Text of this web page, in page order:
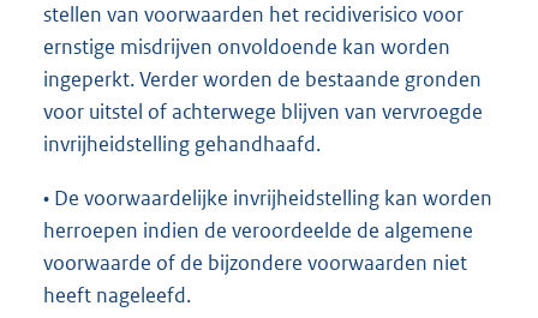
stellen van voorwaarden het recidiverisico voor
ernstige misdrijven onvoldoende kan worden
ingeperkt. Verder worden de bestaande gronden
voor uitstel of achterwege blijven van vervroegde
invrijheidstelling gehandhaafd.
• De voorwaardelijke invrijheidstelling kan worden
herroepen indien de veroordeelde de algemene
voorwaarde of de bijzondere voorwaarden niet
heeft nageleefd.